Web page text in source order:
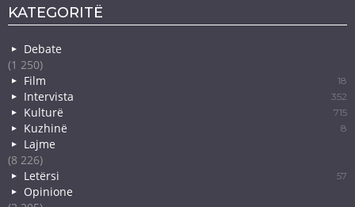
KATEGORITË
Debate
(1 250)
Film
18
Intervista 352
Kulturë 715
Kuzhinë 8
Lajme
(8 226)
Letërsi
57
Opinione